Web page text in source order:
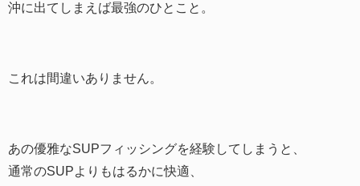
沖に出てしまえば最強のひとこと。
これは間違いありません。
あの優雅なSUPフィッシングを経験してしまうと、
通常のSUPよりもはるかに快適、